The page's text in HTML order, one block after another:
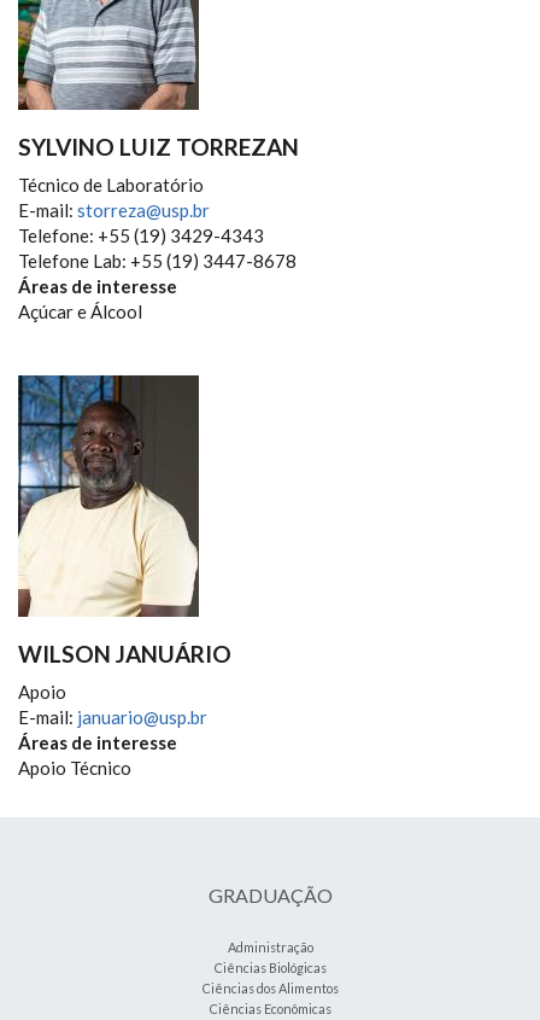
SYLVINO LUIZ TORREZAN
Técnico de Laboratório
E-mail: storreza@usp.br
Telefone: +55 (19) 3429-4343
Telefone Lab: +55 (19) 3447-8678
Áreas de interesse
Açúcar e Álcool
WILSON JANUÁRIO
Apoio
E-mail: januario@usp.br
Áreas de interesse
Apoio Técnico
GRADUAÇÃO
Administração
Ciências Biológicas
Ciências dos Alimentos
Ciências Econômicas